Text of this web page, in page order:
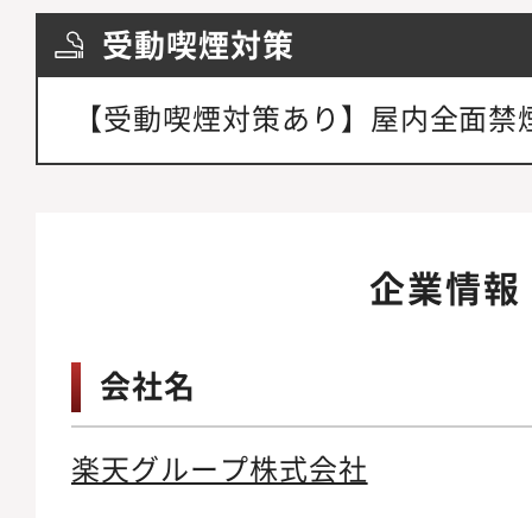
受動喫煙対策
【受動喫煙対策あり】屋内全面禁
企業情報
会社名
楽天グループ株式会社